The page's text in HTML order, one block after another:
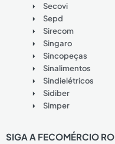
Secovi
Sepd
Sirecom
Singaro
Sincopeças
Sinalimentos
Sindielétricos
Sidiber
Simper
SIGA A FECOMÉRCIO RO